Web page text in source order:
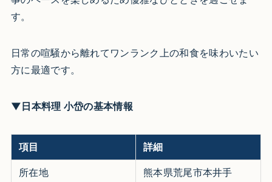
す。
日常の喧騒から離れてワンランク上の和食を味わいたい
方に最適です。
▼日本料理 小岱の基本情報
項目 詳細
所在地
熊本県荒尾市本井手